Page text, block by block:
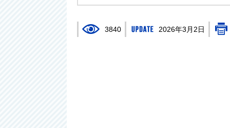
3840 2026年3月2日